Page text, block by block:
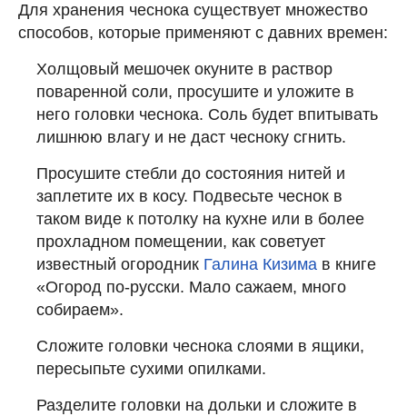
Для хранения чеснока существует множество
способов, которые применяют с давних времен:
Холщовый мешочек окуните в раствор
поваренной соли, просушите и уложите в
него головки чеснока. Соль будет впитывать
лишнюю влагу и не даст чесноку сгнить.
Просушите стебли до состояния нитей и
заплетите их в косу. Подвесьте чеснок в
таком виде к потолку на кухне или в более
прохладном помещении, как советует
известный огородник Галина Кизима в книге
«Огород по-русски. Мало сажаем, много
собираем».
Сложите головки чеснока слоями в ящики,
пересыпьте сухими опилками.
Разделите головки на дольки и сложите в